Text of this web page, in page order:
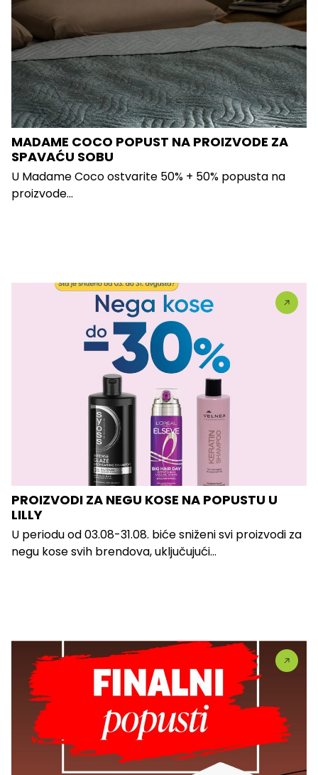
MADAME COCO POPUST NA PROIZVODE ZA
SPAVAĆU SOBU
U Madame Coco ostvarite 50% + 50% popusta na
proizvode...
PROIZVODI ZA NEGU KOSE NA POPUSTU U
LILLY
U periodu od 03.08-31.08. biće sniženi svi proizvodi za
negu kose svih brendova, uključujući...